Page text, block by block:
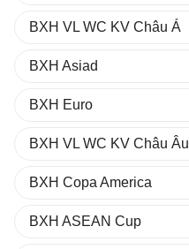
BXH VL WC KV Châu Á
BXH Asiad
BXH Euro
BXH VL WC KV Châu Âu
BXH Copa America
BXH ASEAN Cup